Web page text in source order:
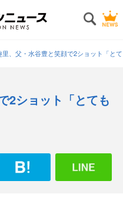
里、父・水谷豊と笑顔で2ショット「と
2ショット「とても